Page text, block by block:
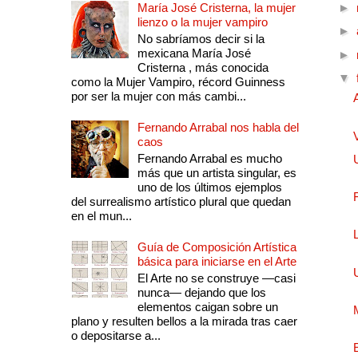
María José Cristerna, la mujer
lienzo o la mujer vampiro
No sabríamos decir si la
mexicana María José
Cristerna , más conocida
como la Mujer Vampiro, récord Guinness
por ser la mujer con más cambi...
Fernando Arrabal nos habla del
caos
Fernando Arrabal es mucho
más que un artista singular, es
uno de los últimos ejemplos
del surrealismo artístico plural que quedan
en el mun...
Guía de Composición Artística
básica para iniciarse en el Arte
El Arte no se construye —casi
nunca— dejando que los
elementos caigan sobre un
plano y resulten bellos a la mirada tras caer
o depositarse a...
►
►
►
▼